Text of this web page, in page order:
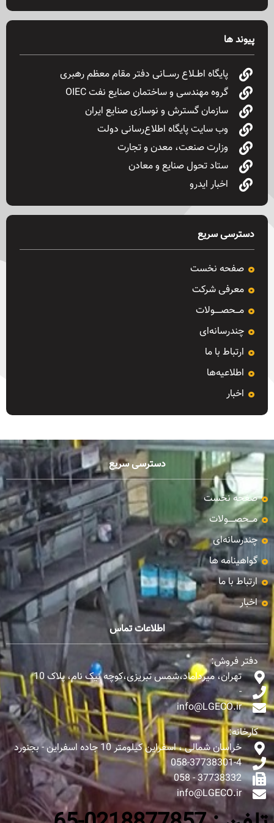
پیوند ها
پایگاه اطــلاع رســـانی دفتر مقام معظم رهبری
گروه مهندسی و ساختمان صنایع نفت OIEC
سازمان گسترش و نوسازی صنایع ایران
وب سایت پایگاه اطلاع‌رسانی دولت
وزارت صنعت، معدن و تجارت
ستاد تحول صنایع و معادن
اخبار ایدرو
دسترسی سریع
صفحه نخست
معرفی شرکت
مـــحصـــــولات
چندرسانه‌ای
ارتباط با ما
اطلاعیه‌ها
اخبار
دسترسی سریع
صفحه نخست
مـــحصـــــولات
چندرسانه‌ای
گواهینامه ها
ارتباط با ما
اخبار
اطلاعات تماس
دفتر فروش:
تهران، میرداماد،شمس تبریزی،کوچه نیک نام، پلاک 10
-
info@LGECO.ir
کارخانه:
خراسان شمالی ، اسفراین کیلومتر 10 جاده اسفراین - بجنورد
058-37738301-4
37738332 - 058
info@LGECO.ir